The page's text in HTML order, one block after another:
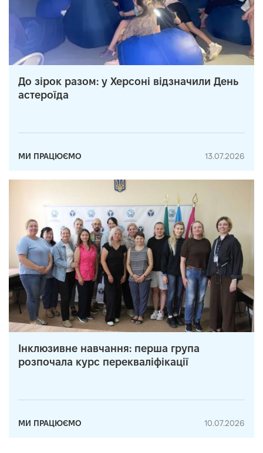
До зірок разом: у Херсоні відзначили День
астероїда
МИ ПРАЦЮЄМО 13.07.2026
Інклюзивне навчання: перша група
розпочала курс перекваліфікації
МИ ПРАЦЮЄМО 10.07.2026